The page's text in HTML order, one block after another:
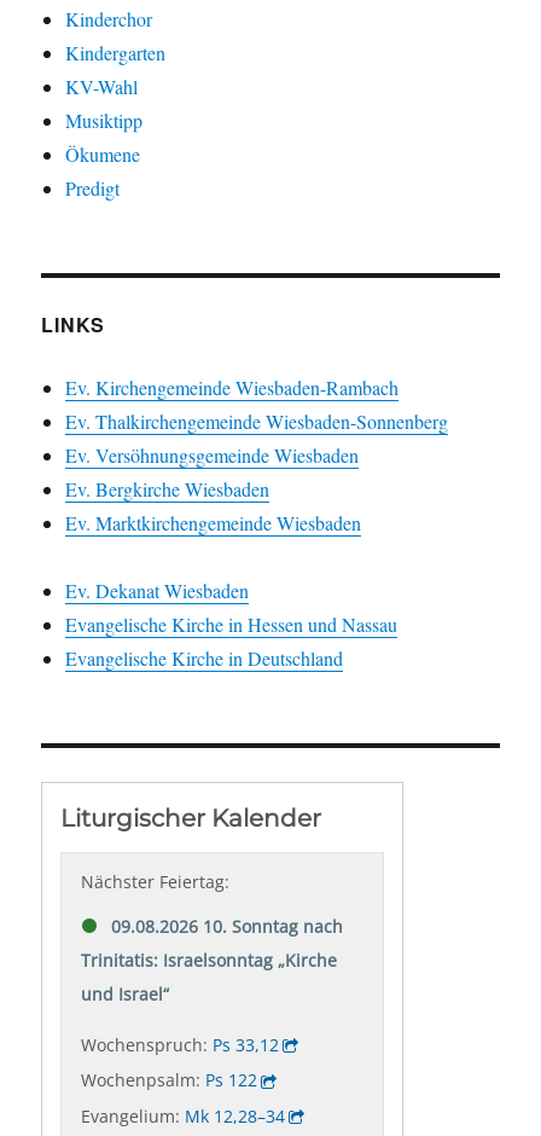
Kinderchor
Kindergarten
KV-Wahl
Musiktipp
Ökumene
Predigt
LINKS
Ev. Kirchengemeinde Wiesbaden-Rambach
Ev. Thalkirchengemeinde Wiesbaden-Sonnenberg
Ev. Versöhnungsgemeinde Wiesbaden
Ev. Bergkirche Wiesbaden
Ev. Marktkirchengemeinde Wiesbaden
Ev. Dekanat Wiesbaden
Evangelische Kirche in Hessen und Nassau
Evangelische Kirche in Deutschland